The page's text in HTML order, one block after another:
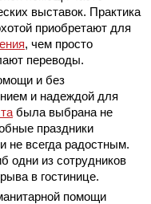
выставок. Практика
приобретают для
, чем просто
переводы.
и без
и надеждой для
была выбрана не
праздники
не всегда радостным.
одни из сотрудников
в гостинице.
помощи